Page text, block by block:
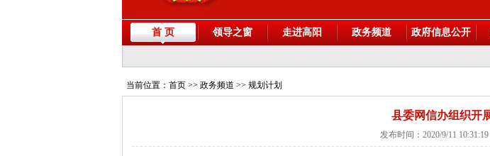
首 页 领导之窗 走进高阳 政务频道 政府信息公开
当前位置： 首页 >> 政务频道 >> 规划计划
县委网信办组织开
发布时间：2020/9/11